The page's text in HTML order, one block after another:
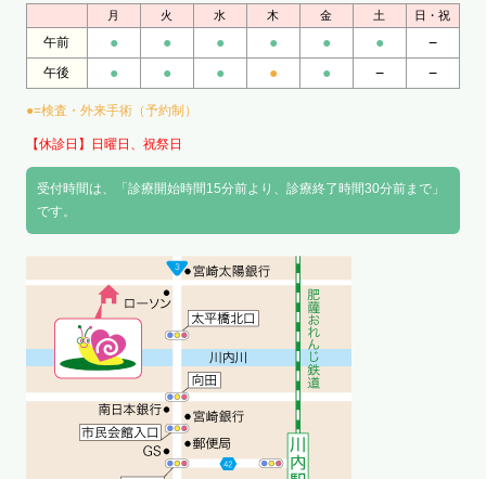
月 火 水 木 金 土 日・祝
午前 ● ● ● ● ● ● −
午後 ● ● ● ● ● − −
●=検査・外来手術（予約制）
【休診日】日曜日、祝祭日
受付時間は、「診療開始時間15分前より、診療終了時間30分前まで」
です。